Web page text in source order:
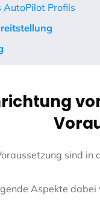
AutoPilot Profils
sind in
Aspekte